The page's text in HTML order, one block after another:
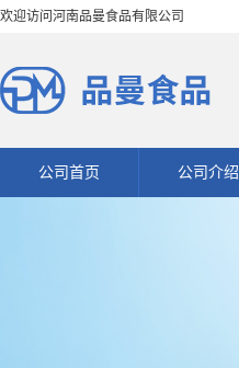
欢迎访问河南品曼食品有限公司
公司首页 公司介绍